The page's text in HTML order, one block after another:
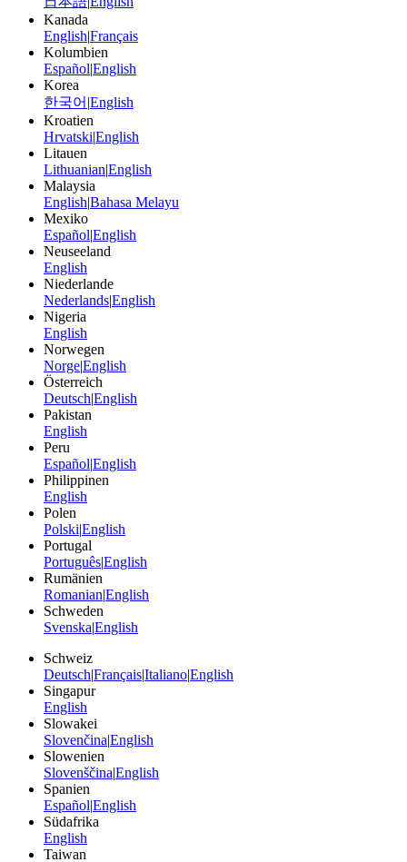
Kanada
English|Français
Kolumbien
Español|English
Korea
한국어 |English
Kroatien
Hrvatski|English
Litauen
Lithuanian|English
Malaysia
English|Bahasa Melayu
Mexiko
Español|English
Neuseeland
English
Niederlande
Nederlands|English
Nigeria
English
Norwegen
Norge|English
Österreich
Deutsch|English
Pakistan
English
Peru
Español|English
Philippinen
English
Polen
Polski|English
Portugal
Português|English
Rumänien
Romanian|English
Schweden
Svenska|English
Schweiz
Deutsch|Français|Italiano|English
Singapur
English
Slowakei
Slovenčina|English
Slowenien
Slovenščina|English
Spanien
Español|English
Südafrika
English
Taiwan